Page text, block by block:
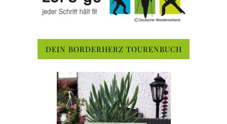
DEIN BORDERHERZ TOURENBUCH